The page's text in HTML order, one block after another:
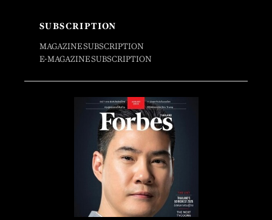
SUBSCRIPTION
MAGAZINE SUBSCRIPTION
E-MAGAZINE SUBSCRIPTION